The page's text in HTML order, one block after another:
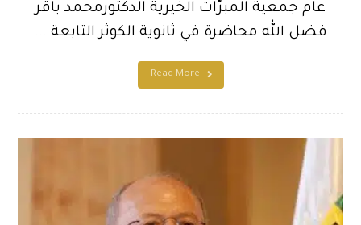
عام جمعية المبرّات الخيرية الدكتورمحمد باقر
فضل الله محاضرة في ثانوية الكوثر التابعة ...
Read More